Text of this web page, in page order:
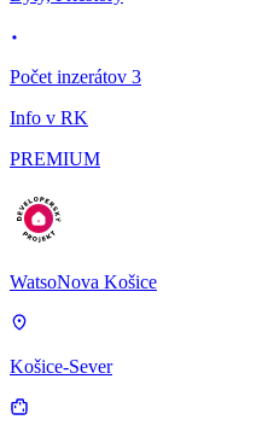
Počet inzerátov 3
Info v RK
PREMIUM
WatsoNova Košice
Košice-Sever